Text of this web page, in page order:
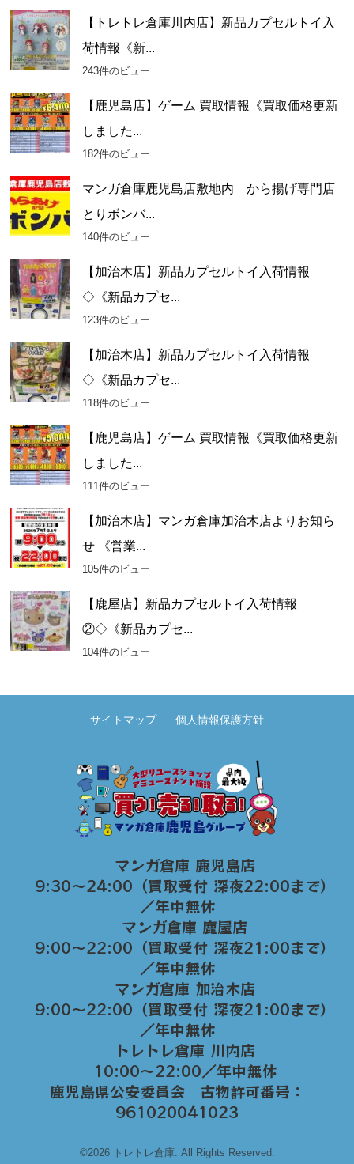
【トレトレ倉庫川内店】新品カプセルトイ入
荷情報《新...
243件のビュー
【鹿児島店】ゲーム 買取情報《買取価格更新
しました...
182件のビュー
マンガ倉庫鹿児島店敷地内 から揚げ専門店
とりボンバ...
140件のビュー
【加治木店】新品カプセルトイ入荷情報
◇《新品カプセ...
123件のビュー
【加治木店】新品カプセルトイ入荷情報
◇《新品カプセ...
118件のビュー
【鹿児島店】ゲーム 買取情報《買取価格更新
しました...
111件のビュー
【加治木店】マンガ倉庫加治木店よりお知ら
せ 《営業...
105件のビュー
【鹿屋店】新品カプセルトイ入荷情報
②◇《新品カプセ...
104件のビュー
サイトマップ 個人情報保護方針
マンガ倉庫 鹿児島店
9:30～24:00（買取受付 深夜22:00まで）
／年中無休
マンガ倉庫 鹿屋店
9:00～22:00（買取受付 深夜21:00まで）
／年中無休
マンガ倉庫 加治木店
9:00〜22:00（買取受付 深夜21:00まで）
／年中無休
トレトレ倉庫 川内店
10:00〜22:00／年中無休
鹿児島県公安委員会 古物許可番号：
961020041023
©2026 トレトレ倉庫. All Rights Reserved.